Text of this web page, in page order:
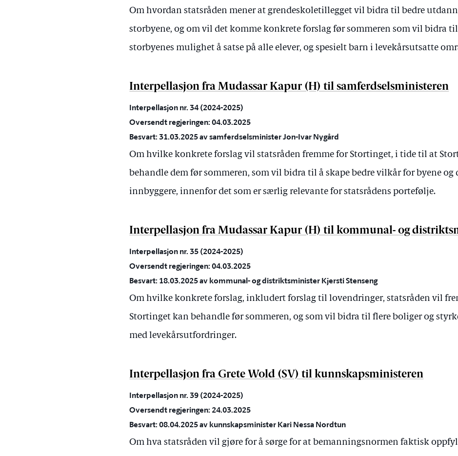
Om hvordan statsråden mener at grendeskoletillegget vil bidra til bedre
storbyene, og om vil det komme konkrete forslag før sommeren som vil bidra
storbyenes mulighet å satse på alle elever, og spesielt barn i levekårsutsatte
Interpellasjon fra Mudassar Kapur (H) til samferdselsministeren
Interpellasjon nr. 34 (2024-2025)
Oversendt regjeringen: 04.03.2025
Besvart: 31.03.2025 av samferdselsminister Jon-Ivar Nygård
Om hvilke konkrete forslag vil statsråden fremme for Stortinget, i tide til at
behandle dem før sommeren, som vil bidra til å skape bedre vilkår for byene og
innbyggere, innenfor det som er særlig relevante for statsrådens portefølje.
Interpellasjon fra Mudassar Kapur (H) til kommunal- og
Interpellasjon nr. 35 (2024-2025)
Oversendt regjeringen: 04.03.2025
Besvart: 18.03.2025 av kommunal- og distriktsminister Kjersti Stenseng
Om hvilke konkrete forslag, inkludert forslag til lovendringer, statsråden vil
Stortinget kan behandle før sommeren, og som vil bidra til flere boliger og
med levekårsutfordringer.
Interpellasjon fra Grete Wold (SV) til kunnskapsministeren
Interpellasjon nr. 39 (2024-2025)
Oversendt regjeringen: 24.03.2025
Besvart: 08.04.2025 av kunnskapsminister Kari Nessa Nordtun
Om hva statsråden vil gjøre for å sørge for at bemanningsnormen faktisk